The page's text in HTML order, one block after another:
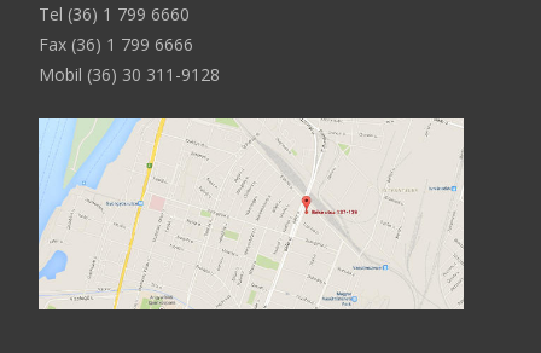
Tel (36) 1 799 6660
Fax (36) 1 799 6666
Mobil (36) 30 311-9128